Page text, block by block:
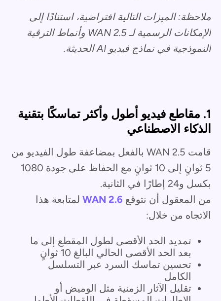
ملاحظة: الميزات التالية افتراضية، استنادًا إلى
الإمكانات الرسمية لـ WAN 2.5 وأنماط الترقية
النموذجية في نماذج فيديو AI الحديثة.
1. مقاطع فيديو أطول وأكثر تماسكًا بتقنية
الذكاء الاصطناعي
قامت WAN 2.5 بالفعل بمضاعفة طول الفيديو من
5 ثوانٍ إلى 10 ثوانٍ مع الحفاظ على جودة 1080
بكسل و24 إطارًا في الثانية.
من المعقول أن نتوقع WAN 2.6 لمتابعة هذا
الاتجاه من خلال:
تمديد الحد الأقصى لطول المقطع إلى ما
بعد الحد الأقصى الحالي البالغ 10 ثوانٍ
تحسين تماسك السرد عبر التسلسل
الكامل
تقليل الآثار الزمنية مثل الوميض أو